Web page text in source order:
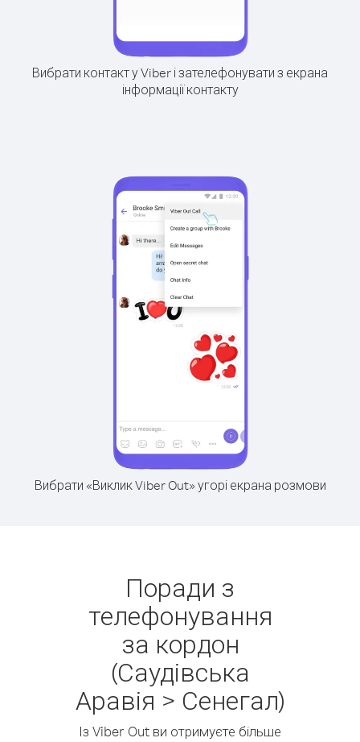
Вибрати контакт у Viber і зателефонувати з екрана
інформації контакту
Вибрати «Виклик Viber Out» угорі екрана розмови
Поради з
телефонування
за кордон
(Саудівська
Аравія > Сенегал)
Із Viber Out ви отримуєте більше